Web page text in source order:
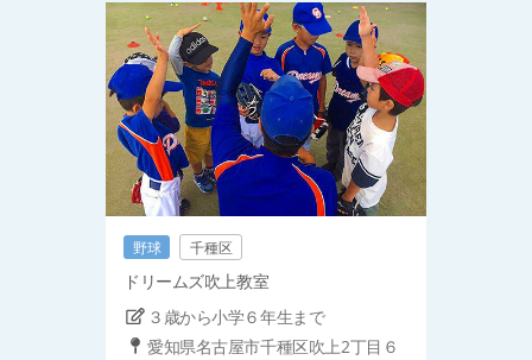
野球 千種区
ドリームズ吹上教室
３歳から小学６年生まで
愛知県名古屋市千種区吹上2丁目６